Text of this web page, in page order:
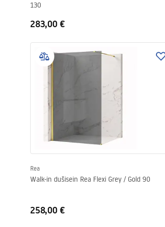
130
283,00 €
Rea
Walk-in dušisein Rea Flexi Grey / Gold 90
258,00 €